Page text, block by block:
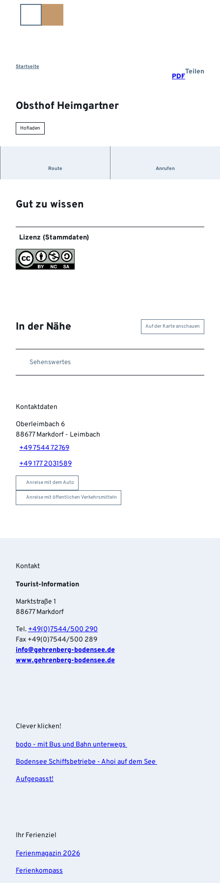
Startseite
PDF
Teilen
Obsthof Heimgartner
Hofladen
Route Anrufen
Angebot: Äpfel, Birnen, Apfelsaft, saisonale Früchte
Gut zu wissen
Lizenz (Stammdaten)
In der Nähe Auf der Karte anschauen
Sehenswertes
Kontaktdaten
Oberleimbach 6
88677Markdorf - Leimbach
+49 7544 72769
+49 177 2031589
Anreise mit dem Auto
Anreise mit öffentlichen Verkehrsmitteln
Kontakt
Tourist-Information
Marktstraße 1
88677 Markdorf
Tel. +49(0)7544/500 290
Fax +49(0)7544/500 289
info‎@gehrenberg-bodensee.de
www.gehrenberg-bodensee.de
Clever klicken!
bodo - mit Bus und Bahn unterwegs
Bodensee Schiffsbetriebe - Ahoi auf dem See
Aufgepasst!
Ihr Ferienziel
Ferienmagazin 2026
Ferienkompass